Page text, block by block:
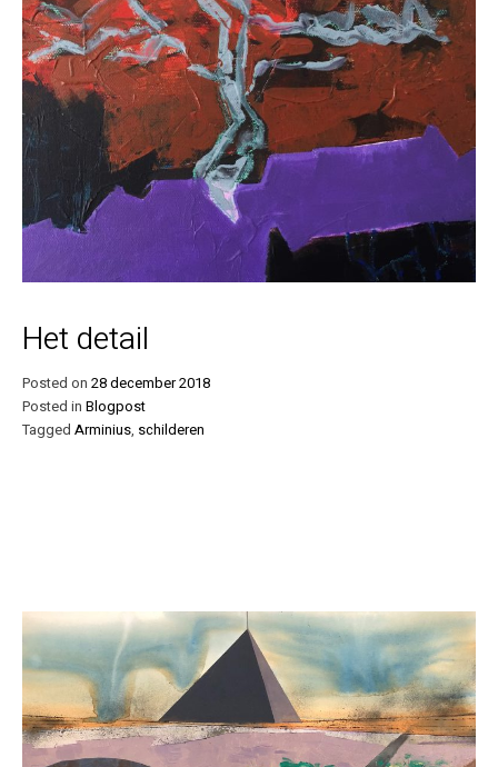
Het detail
Posted on 28 december 2018
Posted in Blogpost
Tagged Arminius, schilderen